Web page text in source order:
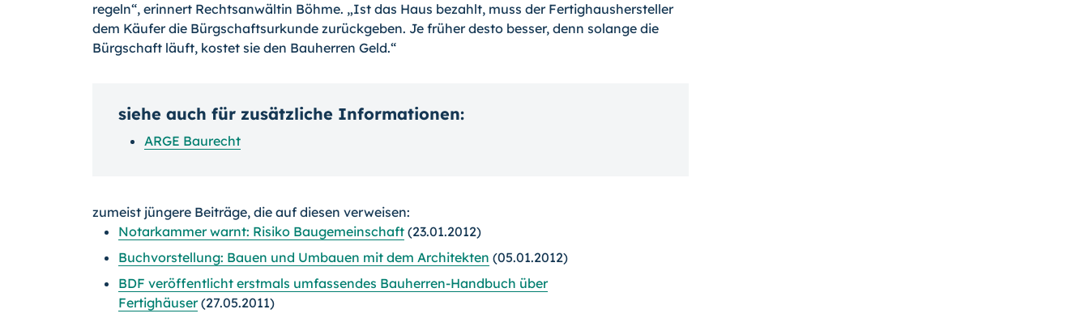
regeln“, erinnert Rechtsanwältin Böhme. „Ist das Haus bezahlt, muss der Fertighaushersteller
dem Käufer die Bürgschaftsurkunde zurückgeben. Je früher desto besser, denn solange die
Bürgschaft läuft, kostet sie den Bauherren Geld.“
siehe auch für zusätzliche Informationen:
ARGE Baurecht
zumeist jüngere Beiträge, die auf diesen verweisen:
Notarkammer warnt: Risiko Baugemeinschaft (23.01.2012)
Buchvorstellung: Bauen und Umbauen mit dem Architekten (05.01.2012)
BDF veröffentlicht erstmals umfassendes Bauherren-Handbuch über
Fertighäuser(27.05.2011)